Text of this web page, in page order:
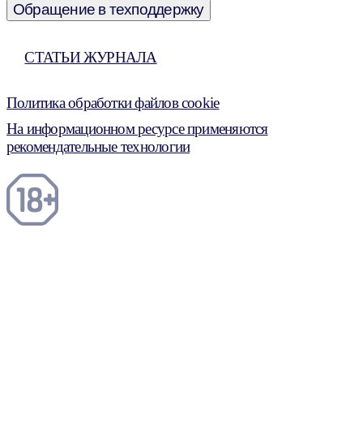
Обращение в техподдержку
СТАТЬИ ЖУРНАЛА
Политика обработки файлов cookie
На информационном ресурсе применяются
рекомендательные технологии